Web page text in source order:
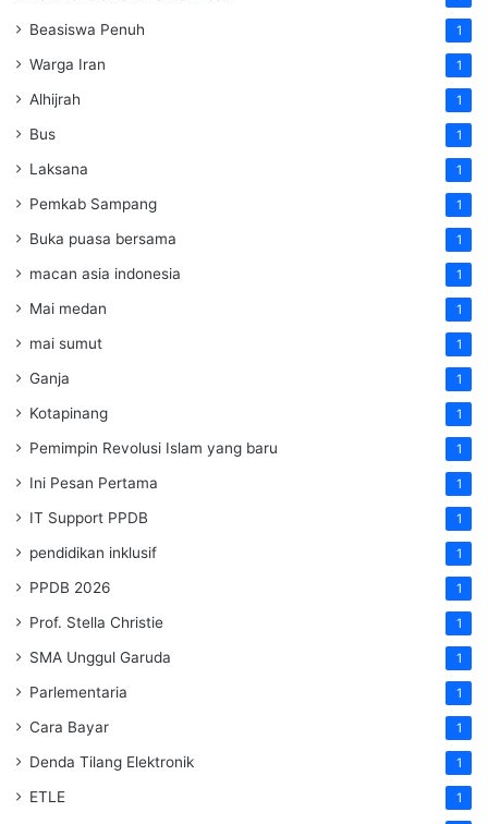
Beasiswa Penuh 1
Warga Iran 1
Alhijrah 1
Bus 1
Laksana 1
Pemkab Sampang 1
Buka puasa bersama 1
macan asia indonesia 1
Mai medan 1
mai sumut 1
Ganja 1
Kotapinang 1
Pemimpin Revolusi Islam yang baru 1
Ini Pesan Pertama 1
IT Support PPDB 1
pendidikan inklusif 1
PPDB 2026 1
Prof. Stella Christie 1
SMA Unggul Garuda 1
Parlementaria 1
Cara Bayar 1
Denda Tilang Elektronik 1
ETLE 1